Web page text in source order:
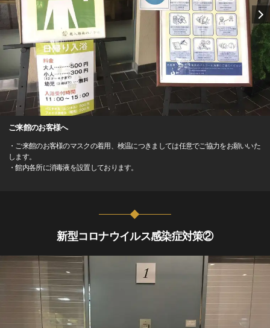
ご来館のお客様へ
・ご来館のお客様のマスクの着用、検温につきましては任意でご協力をお願いいた
します。
・館内各所に消毒液を設置しております。
新型コロナウイルス感染症対策②